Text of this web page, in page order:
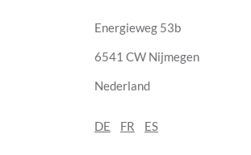
Energieweg 53b
6541 CW Nijmegen
Nederland
DE FR ES